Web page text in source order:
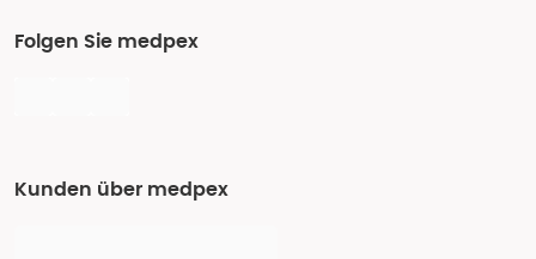
Folgen Sie medpex
Kunden über medpex